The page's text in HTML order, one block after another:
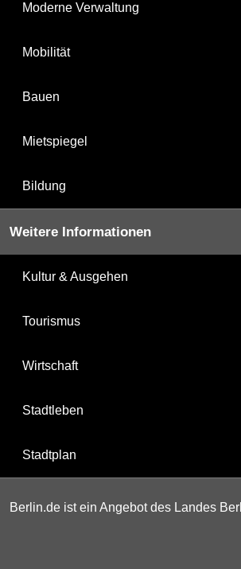
Moderne Verwaltung
Mobilität
Bauen
Mietspiegel
Bildung
Weitere Informationen
Kultur & Ausgehen
Tourismus
Wirtschaft
Stadtleben
Stadtplan
Berlin.de ist ein Angebot des Landes